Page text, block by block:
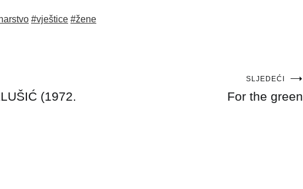
#vještice #žene
(1972.
SLJEDEĆI
For the green